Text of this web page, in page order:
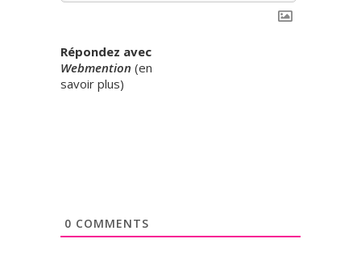
Répondez avec
Webmention (en
savoir plus)
0 COMMENTS